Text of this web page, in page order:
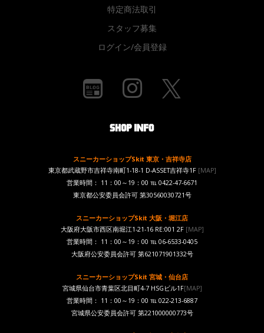
特定商法取引
スタッフ募集
ログイン/会員登録
スニーカーショップSkit 東京・吉祥寺店
東京都武蔵野市吉祥寺南町1-18-1 D-ASSET吉祥寺1F [MAP]
営業時間： 11：00～19：00 ℡ 0422-47-6671
東京都公安委員会許可 第30560030721号
スニーカーショップSkit 大阪・堀江店
大阪府大阪市西区南堀江1-21-16 RE:001 2F[MAP]
営業時間： 11：00～19：00 ℡ 06-6533-0405
大阪府公安委員会許可 第621071901332号
スニーカーショップSkit 宮城・仙台店
宮城県仙台市青葉区北目町4-7 HSGビル1F[MAP]
営業時間： 11：00～19：00 ℡ 022-213-6887
宮城県公安委員会許可 第221000000773号